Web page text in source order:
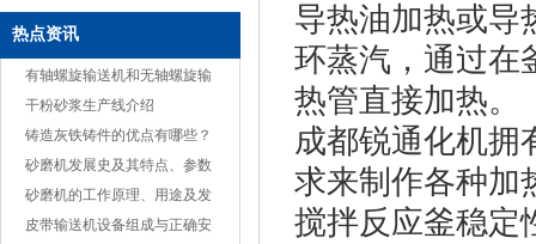
热点资讯
有轴螺旋输送机和无轴螺旋输
送机不同之处
干粉砂浆生产线介绍
铸造灰铁铸件的优点有哪些？
砂磨机发展史及其特点、参数
简介
砂磨机的工作原理、用途及发
展趋势
皮带输送机设备组成与正确安
导热油加热或导
环蒸汽，通过在
热管直接加热。
成都锐通化机拥
求来制作各种加
搅拌反应釜稳定